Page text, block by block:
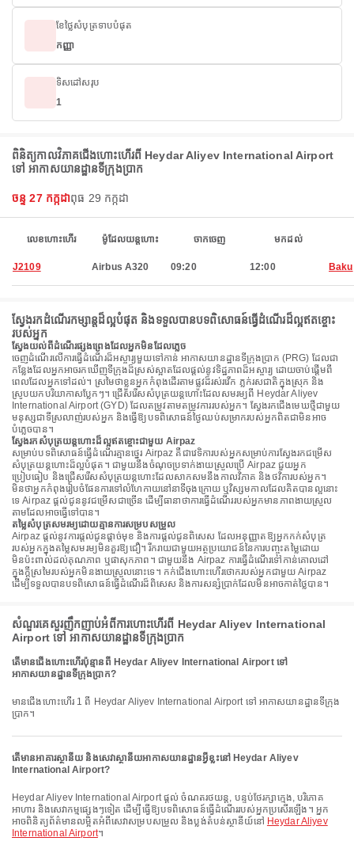
ខែថ្លៃសំបុត្រទាបបំផុត
កញ្ញា
ទិសដៅសរុប
1
ពិនិត្យកាលវិភាគជើងហោះហើរពី Heydar Aliyev International Airport
ទៅ អាកាសយានដ្ឋានទីក្រុងប្រាក
ចន្ទ 27 កក្កដាពុធ 29 កក្កដា
លេខហោះហើរ ម៉ូដែលយន្តហោះ ចាកចេញ មកដល់
J2109 Airbus A320 09:20 12:00 Baku
ស្វែងរកដំណើរកម្សាន្តដ៏ល្អបំផុត និងទទួលបានបទពិសោធន៍ធ្វើដំណើរដ៏ល្អឥតខ្ចោះ
របស់អ្នក
ស្វែងយល់ពីដំណើរផ្សងព្រេងដែលអ្នកមិនដែលភ្លេច
ចេញដំណើរលើការធ្វើដំណើរដ៏អស្ចារ្យមួយទៅកាន់ អាកាសយានដ្ឋានទីក្រុងប្រាក (PRG) ដែលជា
កន្លែងដែលអ្នកអាចរកឃើញទីក្រុងដ៏ស្រស់ស្អាតដែលផ្តល់នូវទិដ្ឋភាពដ៏អស្ចារ្យ ដោយចាប់ផ្តើមពី
ពេលដែលអ្នកទៅដល់។ ស្រមៃថាខ្លួនអ្នកកំពុងដើរតាមផ្លូវដ៏រស់រវើក ភ្លក់រសជាតិក្នុងស្រុក និង
ស្រូបយកបរិយាកាសប្លែកៗ។ ជ្រើសរើសសំបុត្រយន្តហោះដែលសមរម្យពី Heydar Aliyev
International Airport (GYD) ដែលតម្រូវតាមតម្រូវការរបស់អ្នក។ ស្វែងរកជើងមេឃថ្មីជាមួយ
មនុស្សជាទីស្រលាញ់របស់អ្នក និងធ្វើឱ្យបទពិសោធន៍ថ្ងៃឈប់សម្រាករបស់អ្នកពិតជាមិនអាច
បំភ្លេចបាន។
ស្វែងរកសំបុត្រយន្តហោះដ៏ល្អឥតខ្ចោះជាមួយ Airpaz
សម្រាប់បទពិសោធន៍ធ្វើដំណើរគ្មានថ្នេរ Airpaz គឺជាវេទិការបស់អ្នកសម្រាប់ការស្វែងរកជម្រើស
សំបុត្រយន្តហោះដ៏ល្អបំផុត។ ជាមួយនឹងចំណុចប្រទាក់ងាយស្រួលប្រើ Airpaz ជួយអ្នក
ប្រៀបធៀប និងជ្រើសរើសសំបុត្រយន្តហោះដែលសាកសមនឹងកាលវិភាគ និងថវិការបស់អ្នក។
មិនថាអ្នកកំពុងរៀបចំផែនការទៅលំហែកាយនៅនាទីចុងក្រោយ ឬវិស្សមកាលដែលគិតបានល្អនោះ
ទេ Airpaz ផ្តល់ជូននូវជម្រើសជាច្រើន ដើម្បីធានាថាការធ្វើដំណើររបស់អ្នកមានភាពងាយស្រួល
តាមដែលអាចធ្វើទៅបាន។
តម្លៃសំបុត្រសមរម្យដោយគ្មានការសម្របសម្រួល
Airpaz ផ្តល់នូវការផ្តល់ជូនផ្តាច់មុខ និងការផ្តល់ជូនពិសេស ដែលអនុញ្ញាតឱ្យអ្នកកក់សំបុត្រ
របស់អ្នកក្នុងតម្លៃសមរម្យមិនគួរឱ្យជឿ។ រីករាយជាមួយអត្ថប្រយោជន៍នៃការបញ្ចុះតម្លៃដោយ
មិនប៉ះពាល់ដល់គុណភាព ឬផាសុកភាព។ ជាមួយនឹង Airpaz ការធ្វើដំណើរទៅកាន់គោលដៅ
ក្នុងក្តីស្រមៃរបស់អ្នកមិនងាយស្រួលនោះទេ។ កក់ជើងហោះហើរថោករបស់អ្នកជាមួយ Airpaz
ដើម្បីទទួលបានបទពិសោធន៍ធ្វើដំណើរដ៏ពិសេស និងការសន្សំប្រាក់ដែលមិនអាចកាត់ថ្លៃបាន។
សំណួរគេសួរញឹកញាប់អំពីការហោះហើរពី Heydar Aliyev International
Airport ទៅ អាកាសយានដ្ឋានទីក្រុងប្រាក
តើមានជើងហោះហើរប៉ុន្មានពី Heydar Aliyev International Airport ទៅ
អាកាសយានដ្ឋានទីក្រុងប្រាក?
មានជើងហោះហើរ 1 ពី Heydar Aliyev International Airport ទៅ អាកាសយានដ្ឋានទីក្រុង
ប្រាក។
តើមានអាគារស្ថានីយ និងសេវាស្ថានីយអាកាសយានដ្ឋានអ្វីខ្លះនៅ Heydar Aliyev
International Airport?
Heydar Aliyev International Airport ផ្តល់ ចំណតរថយន្ត, បន្ទប់ថែរក្សាក្មេង, បរិភោគ
អាហារ និងសេវាកម្មផ្សេងៗទៀត ដើម្បីធ្វើឱ្យបទពិសោធន៍ធ្វើដំណើររបស់អ្នកប្រសើរឡើង។ អ្នក
អាចពិនិត្យព័ត៌មានលម្អិតអំពីសេវាសម្របសម្រួល និងប្លង់តំបន់ស្ថានីយ៍នៅ Heydar Aliyev
International Airport។